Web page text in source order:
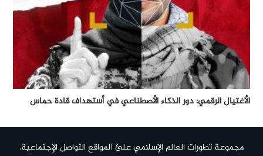
الأغتيال الرقمي: دور الذكاء الأصطناعي في أستهداف قادة حماس
مجموعة تطورات العالم الإسلامي علئ المواقع التواصل الإجتماعية.